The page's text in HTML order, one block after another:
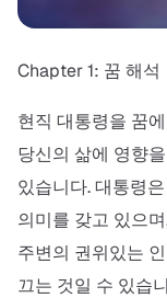
Chapter 1: 꿈 해석
현직 대통령을 꿈
당신의 삶에 영향
있습니다. 대통령
의미를 갖고 있으
주변의 권위있는
끄는 것일 수 있습